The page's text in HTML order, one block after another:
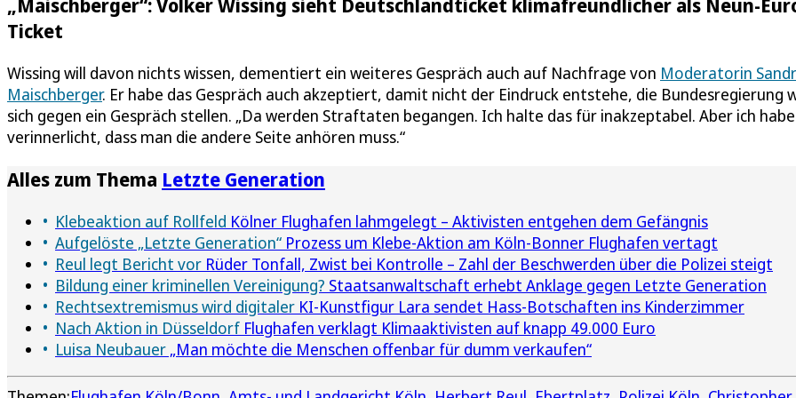
Ticket
Wissing will davon nichts wissen, dementiert ein weiteres Gespräch auch auf Nachfrage von Moderatorin
Maischberger. Er habe das Gespräch auch akzeptiert, damit nicht der Eindruck entstehe, die Bundesregierung
sich gegen ein Gespräch stellen. „Da werden Straftaten begangen. Ich halte das für inakzeptabel. Aber ich habe
verinnerlicht, dass man die andere Seite anhören muss.“
Alles zum Thema Letzte Generation
Klebeaktion auf Rollfeld Kölner Flughafen lahmgelegt – Aktivisten entgehen dem Gefängnis
Aufgelöste „Letzte Generation“ Prozess um Klebe-Aktion am Köln-Bonner Flughafen vertagt
Reul legt Bericht vor Rüder Tonfall, Zwist bei Kontrolle – Zahl der Beschwerden über die Polizei steigt
Bildung einer kriminellen Vereinigung? Staatsanwaltschaft erhebt Anklage gegen Letzte Generation
Rechtsextremismus wird digitaler KI-Kunstfigur Lara sendet Hass-Botschaften ins Kinderzimmer
Nach Aktion in Düsseldorf Flughafen verklagt Klimaaktivisten auf knapp 49.000 Euro
Luisa Neubauer „Man möchte die Menschen offenbar für dumm verkaufen“